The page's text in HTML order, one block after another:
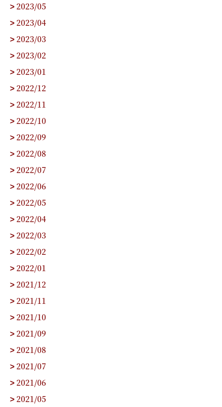
> 2023/05
> 2023/04
> 2023/03
> 2023/02
> 2023/01
> 2022/12
> 2022/11
> 2022/10
> 2022/09
> 2022/08
> 2022/07
> 2022/06
> 2022/05
> 2022/04
> 2022/03
> 2022/02
> 2022/01
> 2021/12
> 2021/11
> 2021/10
> 2021/09
> 2021/08
> 2021/07
> 2021/06
> 2021/05